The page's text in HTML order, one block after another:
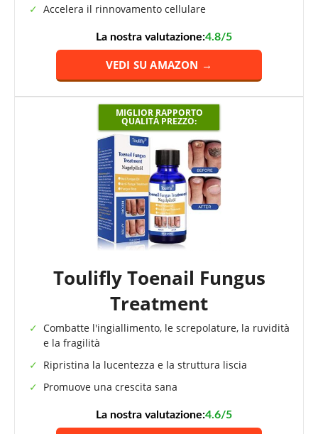
Accelera il rinnovamento cellulare
La nostra valutazione:4.8/5
VEDI SU AMAZON →
MIGLIOR RAPPORTO
QUALITÀ PREZZO:
Toulifly Toenail Fungus
Treatment
Combatte l'ingiallimento, le screpolature, la ruvidità
e la fragilità
Ripristina la lucentezza e la struttura liscia
Promuove una crescita sana
La nostra valutazione:4.6/5